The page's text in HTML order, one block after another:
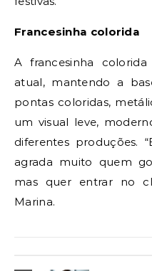
Francesinha colorida
A francesinha
atual, mantendo a
pontas coloridas,
um visual leve,
diferentes produções.
agrada muito quem
mas quer entrar no
Marina.